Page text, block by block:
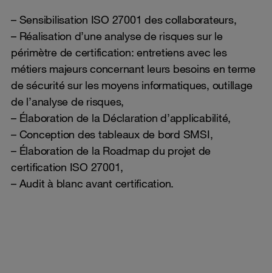
– Sensibilisation ISO 27001 des collaborateurs,
– Réalisation d’une analyse de risques sur le
périmètre de certification: entretiens avec les
métiers majeurs concernant leurs besoins en terme
de sécurité sur les moyens informatiques, outillage
de l’analyse de risques,
– Élaboration de la Déclaration d’applicabilité,
– Conception des tableaux de bord SMSI,
– Élaboration de la Roadmap du projet de
certification ISO 27001,
– Audit à blanc avant certification.